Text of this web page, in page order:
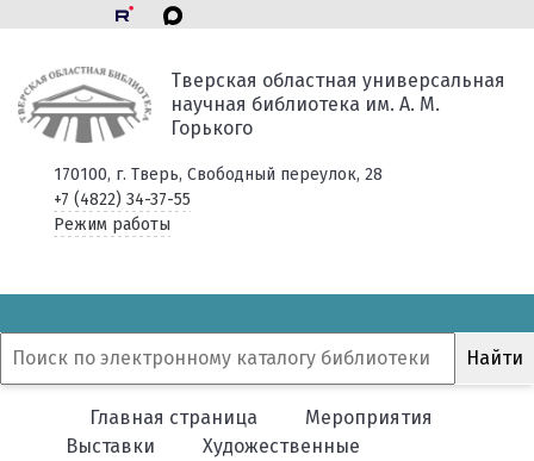
Тверская областная универсальная
научная библиотека им. А. М.
Горького
170100, г. Тверь, Свободный переулок, 28
+7 (4822) 34-37-55
Режим работы
Главная страница
Мероприятия
Выставки
Художественные